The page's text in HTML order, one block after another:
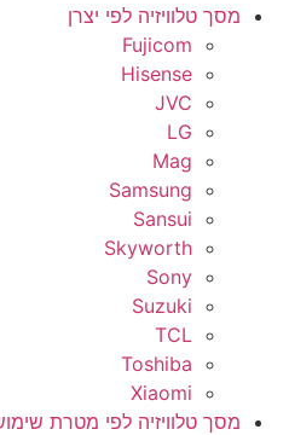
מסך טלוויזיה לפי יצרן
Fujicom
Hisense
JVC
LG
Mag
Samsung
Sansui
Skyworth
Sony
Suzuki
TCL
Toshiba
Xiaomi
מסך טלוויזיה לפי מטרת שימוש